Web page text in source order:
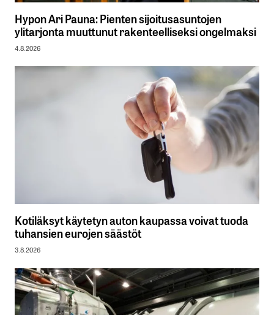
Hypon Ari Pauna: Pienten sijoitusasuntojen
ylitarjonta muuttunut rakenteelliseksi ongelmaksi
4.8.2026
Kotiläksyt käytetyn auton kaupassa voivat tuoda
tuhansien eurojen säästöt
3.8.2026